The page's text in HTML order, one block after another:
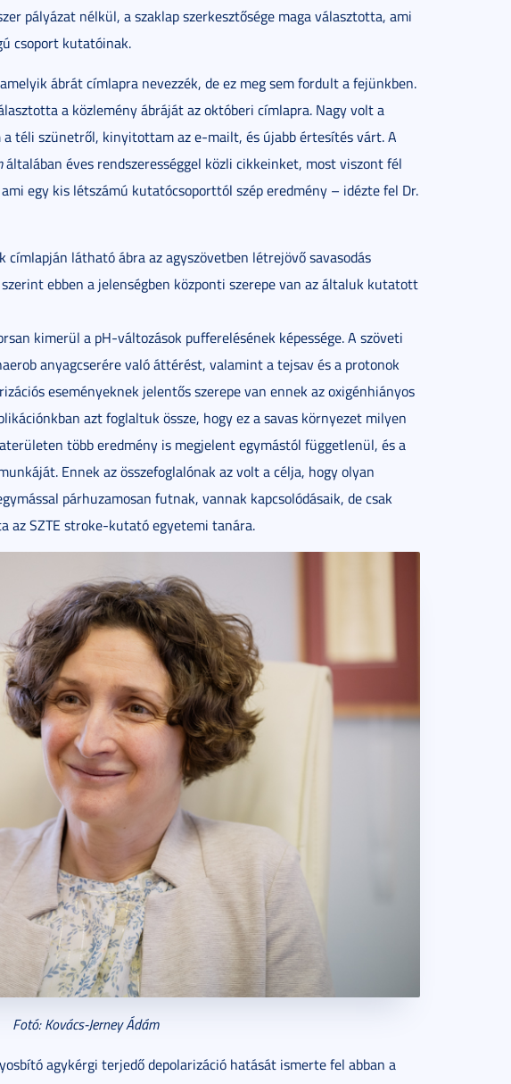
pályázat nélkül, a szaklap szerkesztősége maga választotta, ami
csoport kutatóinak.
ábrát címlapra nevezzék, de ez meg sem fordult a fejünkben.
a közlemény ábráját az októberi címlapra. Nagy volt a
a téli szünetről, kinyitottam az e-mailt, és újabb értesítés várt. A
általában éves rendszerességgel közli cikkeinket, most viszont fél
egy kis létszámú kutatócsoporttól szép eredmény – idézte fel Dr.
látható ábra az agyszövetben létrejövő savasodás
ebben a jelenségben központi szerepe van az általuk kutatott
kimerül a pH-változások pufferelésének képessége. A szöveti
anyagcserére való áttérést, valamint a tejsav és a protonok
eseményeknek jelentős szerepe van ennek az oxigénhiányos
azt foglaltuk össze, hogy ez a savas környezet milyen
több eredmény is megjelent egymástól függetlenül, és a
Ennek az összefoglalónak az volt a célja, hogy olyan
párhuzamosan futnak, vannak kapcsolódásaik, de csak
az SZTE stroke-kutató egyetemi tanára.
Fotó: Kovács-Jerney Ádám
agykérgi terjedő depolarizáció hatását ismerte fel abban a